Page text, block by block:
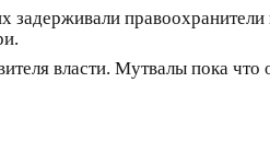
задерживали
власти. Мутвалы пока что